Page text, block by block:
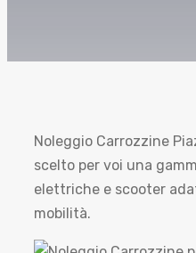
Noleggio Carrozzine
scelto per voi una
elettriche e scooter
mobilità.